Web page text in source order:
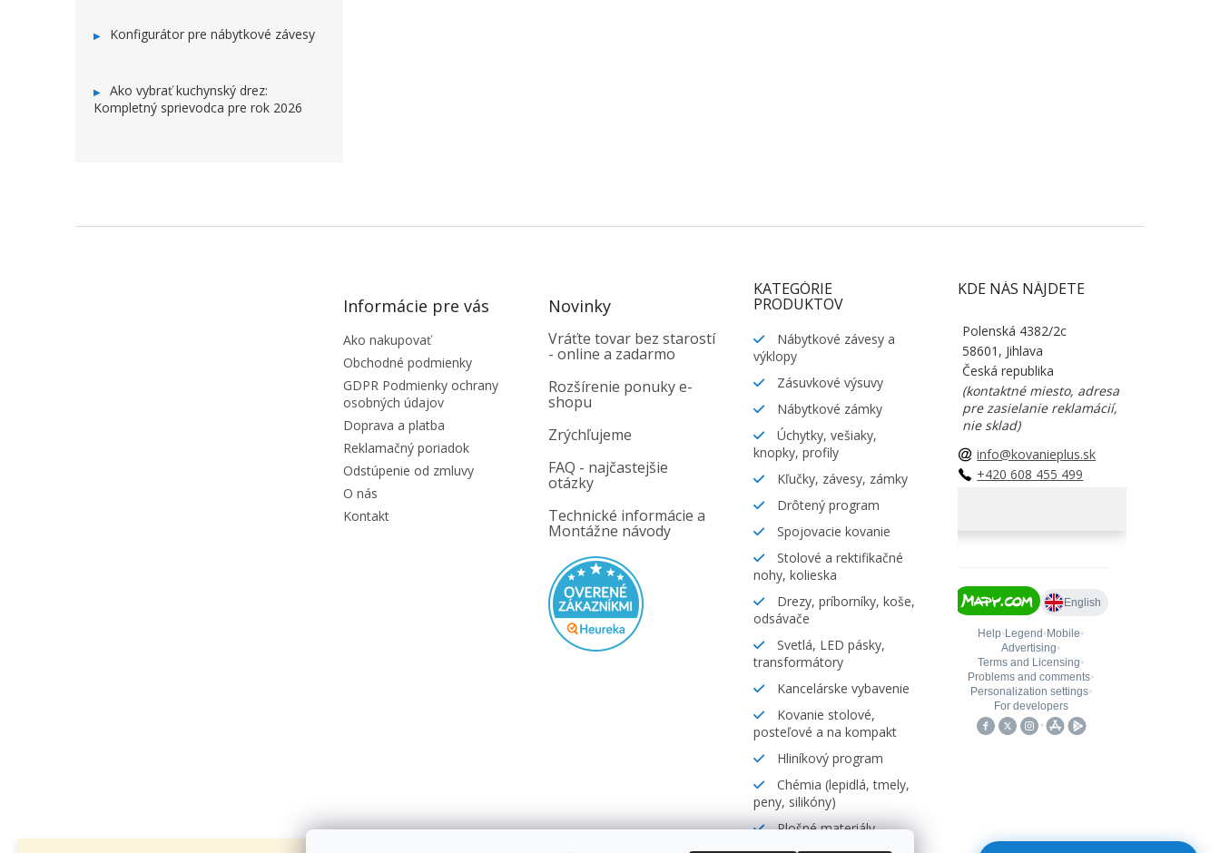
Konfigurátor pre nábytkové závesy
Ako vybrať kuchynský drez:
Kompletný sprievodca pre rok 2026
Informácie pre vás
Ako nakupovať
Obchodné podmienky
GDPR Podmienky ochrany
osobných údajov
Doprava a platba
Reklamačný poriadok
Odstúpenie od zmluvy
O nás
Kontakt
Novinky
Vráťte tovar bez starostí
- online a zadarmo
Rozšírenie ponuky e-
shopu
Zrýchľujeme
FAQ - najčastejšie
otázky
Technické informácie a
Montážne návody
KATEGÓRIE
PRODUKTOV
Nábytkové závesy a
výklopy
Zásuvkové výsuvy
Nábytkové zámky
Úchytky, vešiaky,
knopky, profily
Kľučky, závesy, zámky
Drôtený program
Spojovacie kovanie
Stolové a rektifikačné
nohy, kolieska
Drezy, príborníky, koše,
odsávače
Svetlá, LED pásky,
transformátory
Kancelárske vybavenie
Kovanie stolové,
posteľové a na kompakt
Hliníkový program
Chémia (lepidlá, tmely,
peny, silikóny)
Plošné materiály,
KDE NÁS NÁJDETE
Polenská 4382/2c
58601, Jihlava
Česká republika
(kontaktné miesto, adresa
pre zasielanie reklamácií,
nie sklad)
info@kovanieplus.sk
+420 608 455 499